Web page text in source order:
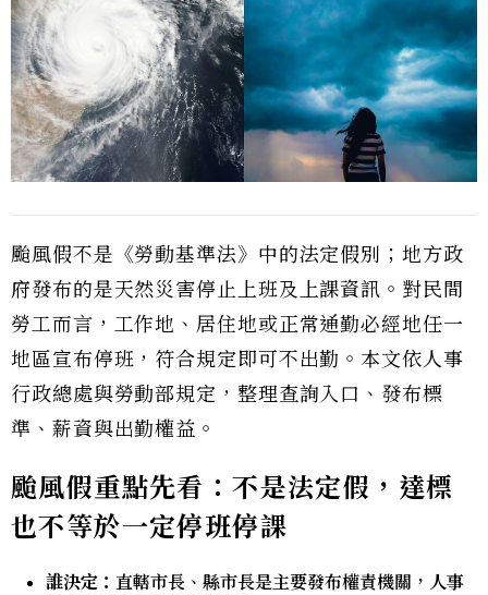
颱風假不是《勞動基準法》中的法定假別；地方政
府發布的是天然災害停止上班及上課資訊。對民間
勞工而言，工作地、居住地或正常通勤必經地任一
地區宣布停班，符合規定即可不出勤。本文依人事
行政總處與勞動部規定，整理查詢入口、發布標
準、薪資與出勤權益。
颱風假重點先看：不是法定假，達標
也不等於一定停班停課
誰決定： 直轄市長、縣市長是主要發布權責機關，人事